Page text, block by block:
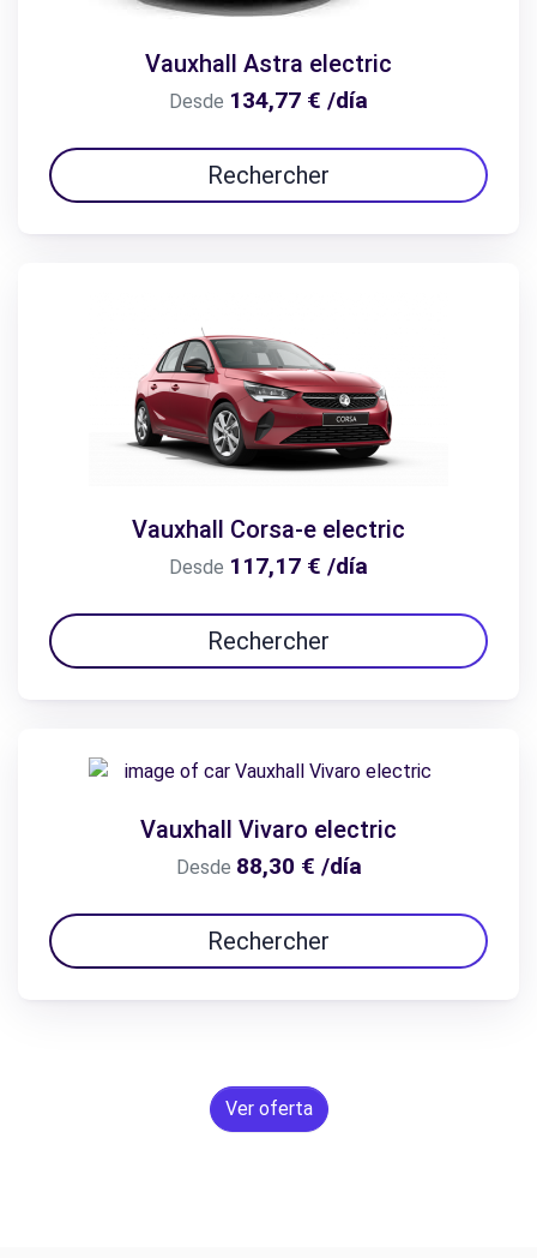
Vauxhall Astra electric
Desde 134,77 € /día
Rechercher
Vauxhall Corsa-e electric
Desde 117,17 € /día
Rechercher
Vauxhall Vivaro electric
Desde 88,30 € /día
Rechercher
Ver oferta